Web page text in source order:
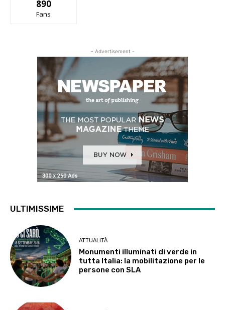
890
Fans
- Advertisement -
ULTIMISSIME
ATTUALITÀ
Monumenti illuminati di verde in
tutta Italia: la mobilitazione per le
persone con SLA